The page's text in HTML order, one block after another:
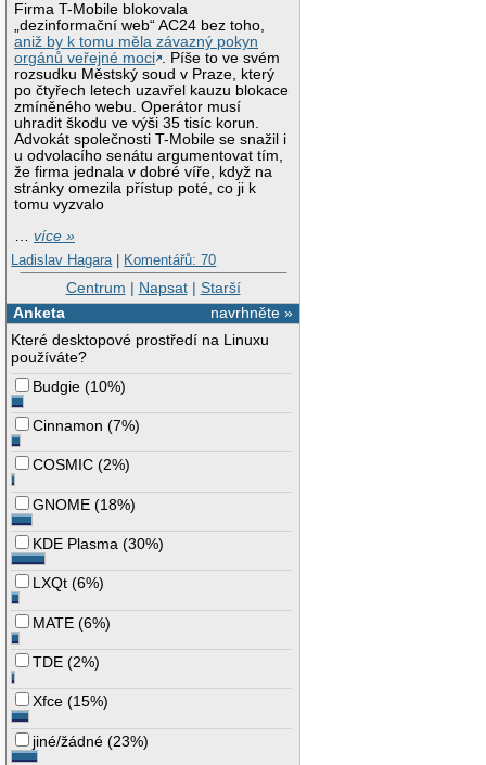
Firma T-Mobile blokovala
„dezinformační web“ AC24 bez toho,
aniž by k tomu měla závazný pokyn
orgánů veřejné moci . Píše to ve svém
rozsudku Městský soud v Praze, který
po čtyřech letech uzavřel kauzu blokace
zmíněného webu. Operátor musí
uhradit škodu ve výši 35 tisíc korun.
Advokát společnosti T-Mobile se snažil i
u odvolacího senátu argumentovat tím,
že firma jednala v dobré víře, když na
stránky omezila přístup poté, co ji k
tomu vyzvalo
…více »
Ladislav Hagara | Komentářů: 70
Centrum | Napsat| Starší
navrhněte »
Anketa
Které desktopové prostředí na Linuxu
používáte?
Budgie (10%)
Cinnamon (7%)
COSMIC (2%)
GNOME (18%)
KDE Plasma (30%)
LXQt (6%)
MATE (6%)
TDE (2%)
Xfce (15%)
jiné/žádné (23%)